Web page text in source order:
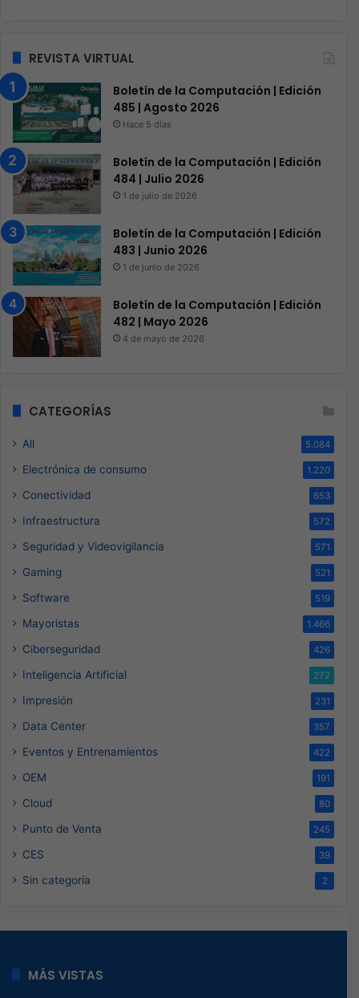
REVISTA VIRTUAL
Boletín de la Computación | Edición
485 | Agosto 2026
Hace 5 días
Boletín de la Computación | Edición
484 | Julio 2026
1 de julio de 2026
Boletín de la Computación | Edición
483 | Junio 2026
1 de junio de 2026
Boletín de la Computación | Edición
482 | Mayo 2026
4 de mayo de 2026
CATEGORÍAS
All 5.084
Electrónica de consumo 1.220
Conectividad 653
Infraestructura 572
Seguridad y Videovigilancia 571
Gaming 521
Software 519
Mayoristas 1.466
Ciberseguridad 426
Inteligencia Artificial 272
Impresión 231
Data Center 357
Eventos y Entrenamientos 422
OEM 191
Cloud 80
Punto de Venta 245
CES 39
Sin categoría 2
MÁS VISTAS